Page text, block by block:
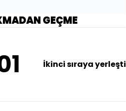
GEÇME
İkinci sıraya yerleşti